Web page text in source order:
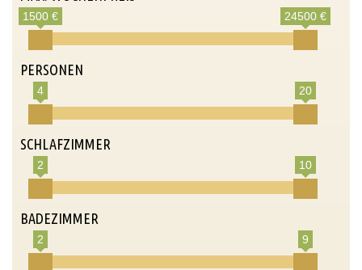
1500 € 24500 €
PERSONEN
4 20
SCHLAFZIMMER
2 10
BADEZIMMER
2 9